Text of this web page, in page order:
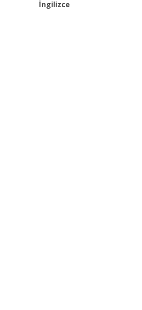
İngilizce